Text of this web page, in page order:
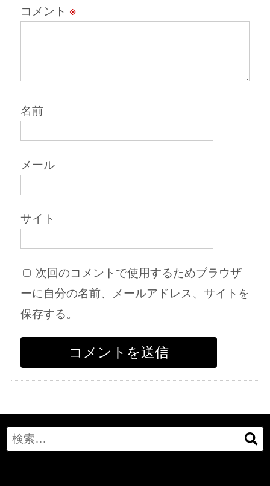
コメント ※
名前
メール
サイト
次回のコメントで使用するためブラウザ
ーに自分の名前、メールアドレス、サイトを
保存する。
Search
for: